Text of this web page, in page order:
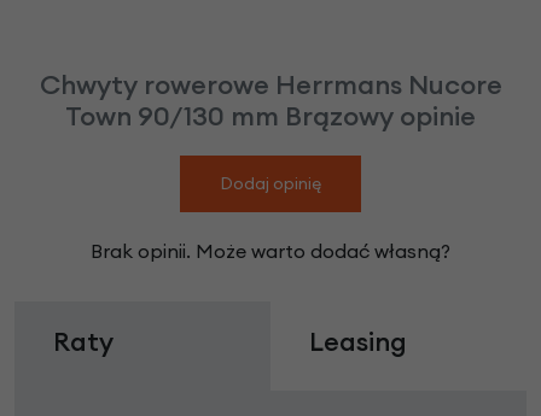
Chwyty rowerowe Herrmans Nucore
Town 90/130 mm Brązowy opinie
Dodaj opinię
Brak opinii. Może warto dodać własną?
Raty Leasing